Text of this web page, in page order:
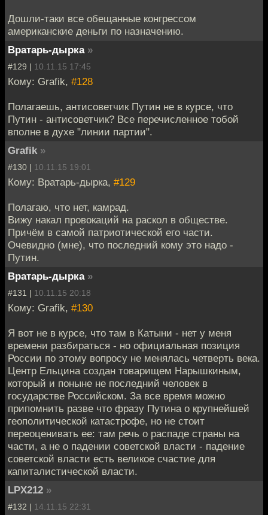
Дошли-таки все обещанные конгрессом
американские деньги по назначению.
Вратарь-дырка »
#129 | 10.11.15 17:45
Кому: Grafik, #128
Полагаешь, антисоветчик Путин не в курсе, что
Путин - антисоветчик? Все перечисленное тобой
вполне в духе "линии партии".
Grafik »
#130 | 10.11.15 19:01
Кому: Вратарь-дырка, #129
Полагаю, что нет, камрад.
Вижу накал провокаций на раскол в обществе.
Причём в самой патриотической его части.
Очевидно (мне), что последний кому это надо -
Путин.
Вратарь-дырка »
#131 | 10.11.15 20:18
Кому: Grafik, #130
Я вот не в курсе, что там в Катыни - нет у меня
времени разбираться - но официальная позиция
России по этому вопросу не менялась четверть века.
Центр Ельцина создан товарищем Нарышкиным,
который и поныне не последний человек в
государстве Российском. За все время можно
припомнить разве что фразу Путина о крупнейшей
геополитической катастрофе, но не стоит
переоценивать ее: там речь о распаде страны на
части, а не о падении советской власти - падение
советской власти есть великое счастие для
капиталистической власти.
LPX212 »
#132 | 14.11.15 22:31